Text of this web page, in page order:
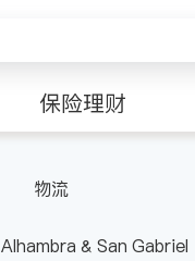
保险理财
物流
Alhambra & San Gabriel